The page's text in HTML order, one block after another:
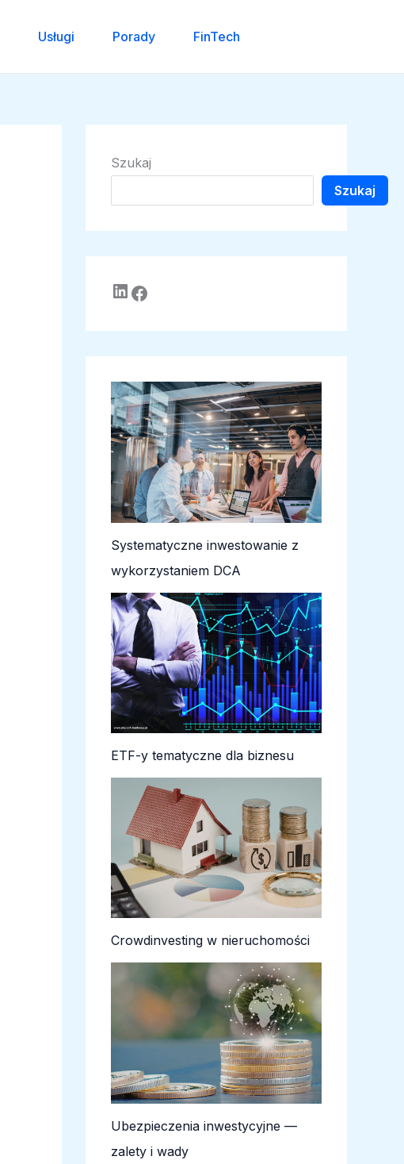
Usługi Porady FinTech
Szukaj
Szukaj
LinkedIn Facebook
Systematyczne inwestowanie z
wykorzystaniem DCA
ETF-y tematyczne dla biznesu
Crowdinvesting w nieruchomości
Ubezpieczenia inwestycyjne —
zalety i wady